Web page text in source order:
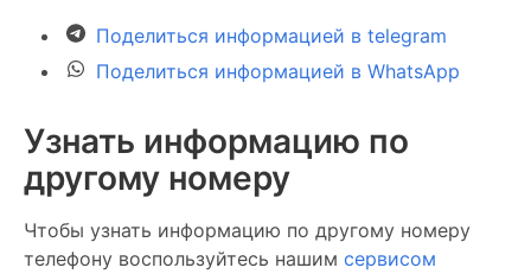
Поделиться информацией в telegram
Поделиться информацией в WhatsApp
Узнать информацию по
другому номеру
Чтобы узнать информацию по другому номеру
телефону воспользуйтесь нашим сервисом